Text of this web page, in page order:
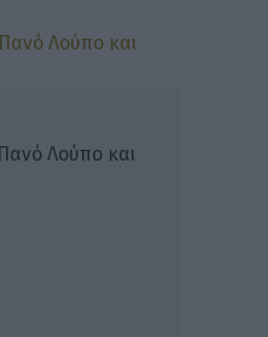
Λούπο και